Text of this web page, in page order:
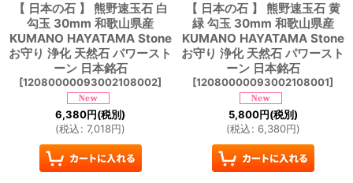
【 日本の石 】 熊野速玉石 白
勾玉 30mm 和歌山県産
KUMANO HAYATAMA Stone
お守り 浄化 天然石 パワースト
ーン 日本銘石
[12080000093002108002]
6,380円(税別)
(税込: 7,018円)
【 日本の石 】 熊野速玉石 黄
緑 勾玉 30mm 和歌山県産
KUMANO HAYATAMA Stone
お守り 浄化 天然石 パワースト
ーン 日本銘石
[12080000093002108001]
5,800円(税別)
(税込: 6,380円)